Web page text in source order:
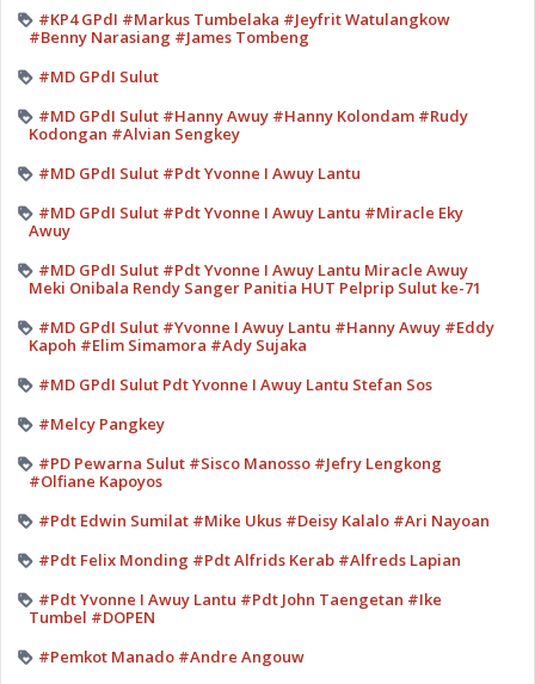
#KP4 GPdI #Markus Tumbelaka #Jeyfrit Watulangkow
#Benny Narasiang #James Tombeng
#MD GPdI Sulut
#MD GPdI Sulut #Hanny Awuy #Hanny Kolondam #Rudy
Kodongan #Alvian Sengkey
#MD GPdI Sulut #Pdt Yvonne I Awuy Lantu
#MD GPdI Sulut #Pdt Yvonne I Awuy Lantu #Miracle Eky
Awuy
#MD GPdI Sulut #Pdt Yvonne I Awuy Lantu Miracle Awuy
Meki Onibala Rendy Sanger Panitia HUT Pelprip Sulut ke-71
#MD GPdI Sulut #Yvonne I Awuy Lantu #Hanny Awuy #Eddy
Kapoh #Elim Simamora #Ady Sujaka
#MD GPdI Sulut Pdt Yvonne I Awuy Lantu Stefan Sos
#Melcy Pangkey
#PD Pewarna Sulut #Sisco Manosso #Jefry Lengkong
#Olfiane Kapoyos
#Pdt Edwin Sumilat #Mike Ukus #Deisy Kalalo #Ari Nayoan
#Pdt Felix Monding #Pdt Alfrids Kerab #Alfreds Lapian
#Pdt Yvonne I Awuy Lantu #Pdt John Taengetan #Ike
Tumbel #DOPEN
#Pemkot Manado #Andre Angouw